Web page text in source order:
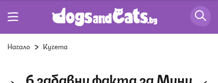
Начало Кучета
6 забавни факта за Мини